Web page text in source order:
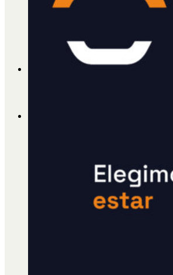
ADHERITE!
Qué es Ají